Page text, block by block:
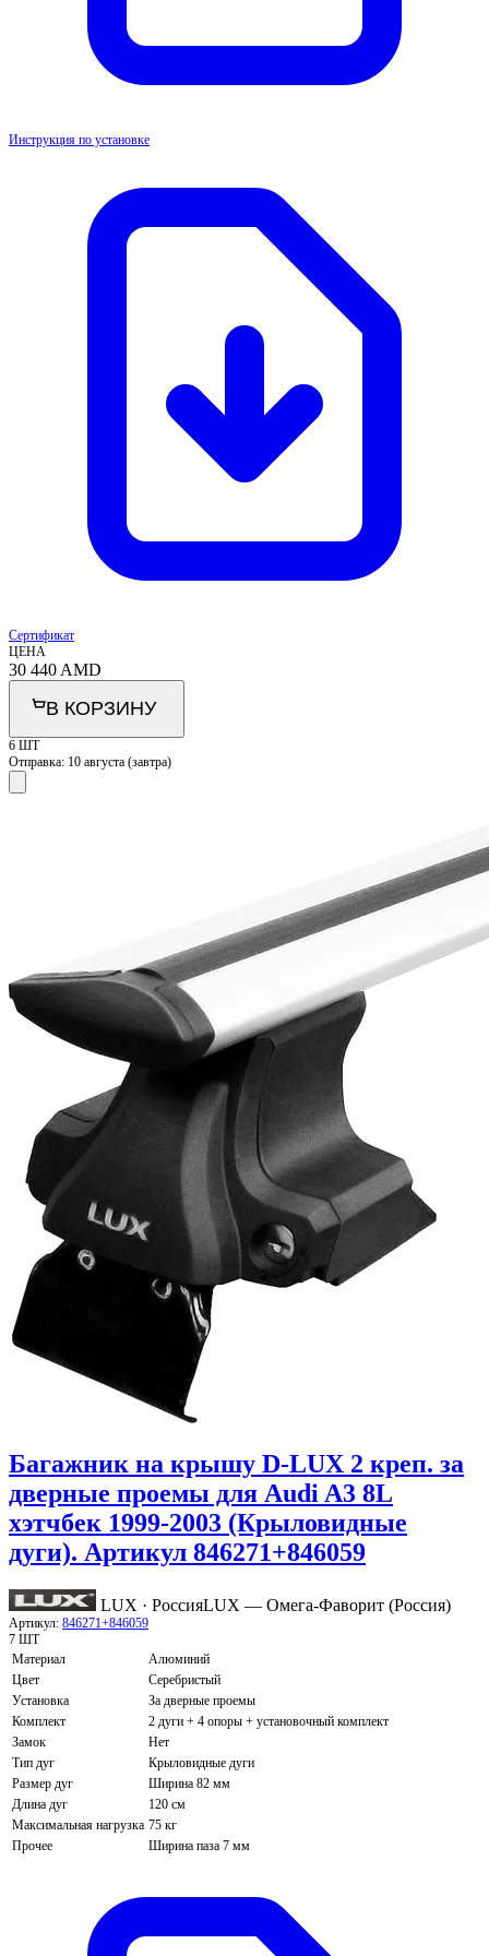
Инструкция по установке
Сертификат
ЦЕНА
30 440 AMD
В КОРЗИНУ
6 ШТ
Отправка: 10 августа (завтра)
Багажник на крышу D-LUX 2 креп. за
дверные проемы для Audi A3 8L
хэтчбек 1999-2003 (Крыловидные
дуги). Артикул 846271+846059
LUX · РоссияLUX — Омега-Фаворит (Россия)
Артикул: 846271+846059
7 ШТ
Материал
Алюминий
Цвет
Серебристый
Установка
За дверные проемы
Комплект
2 дуги + 4 опоры + установочный комплект
Замок
Нет
Тип дуг
Крыловидные дуги
Размер дуг
Ширина 82 мм
Длина дуг
120 см
Максимальная нагрузка 75 кг
Прочее
Ширина паза 7 мм